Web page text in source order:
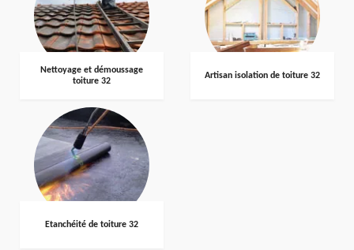
Nettoyage et démoussage
toiture 32
Artisan isolation de toiture 32
Etanchéité de toiture 32